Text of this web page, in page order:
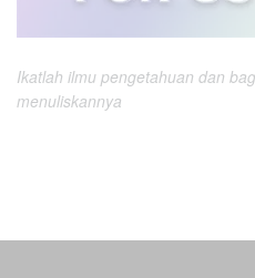
Ikatlah ilmu pengetahuan dan
menuliskannya